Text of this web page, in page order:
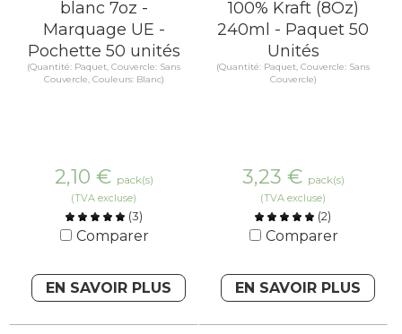
blanc 7oz -
Marquage UE -
Pochette 50 unités
(Quantité: Paquet, Couvercle: Sans
Couvercle, Couleurs: Blanc)
2,10 € pack(s)
(TVA excluse)
(3)
Comparer
EN SAVOIR PLUS
100% Kraft (8Oz)
240ml - Paquet 50
Unités
(Quantité: Paquet, Couvercle: Sans
Couvercle)
3,23 € pack(s)
(TVA excluse)
(2)
Comparer
EN SAVOIR PLUS